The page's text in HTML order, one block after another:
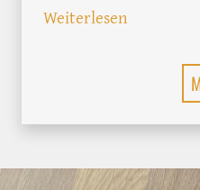
Weiterlesen: Sherry